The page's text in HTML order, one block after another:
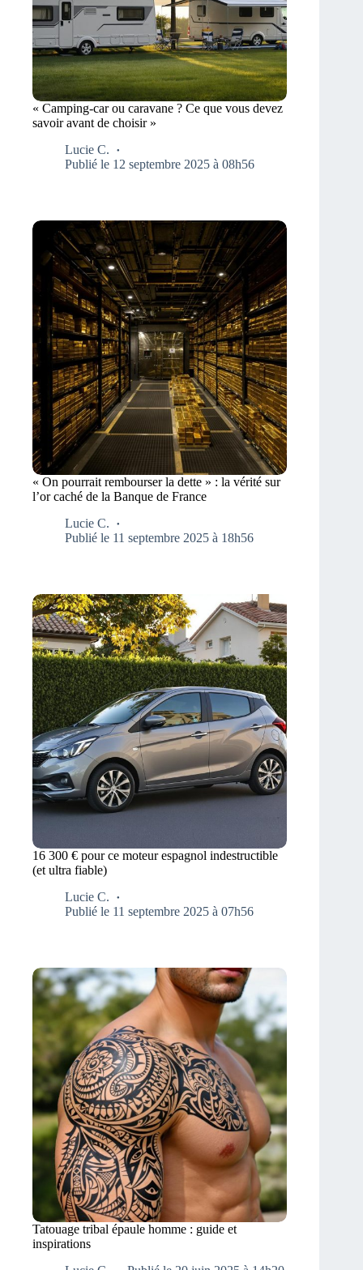
« Camping-car ou caravane ? Ce que vous devez
savoir avant de choisir »
Lucie C.
Publié le 12 septembre 2025 à 08h56
« On pourrait rembourser la dette » : la vérité sur
l’or caché de la Banque de France
Lucie C.
Publié le 11 septembre 2025 à 18h56
16 300 € pour ce moteur espagnol indestructible
(et ultra fiable)
Lucie C.
Publié le 11 septembre 2025 à 07h56
Tatouage tribal épaule homme : guide et
inspirations